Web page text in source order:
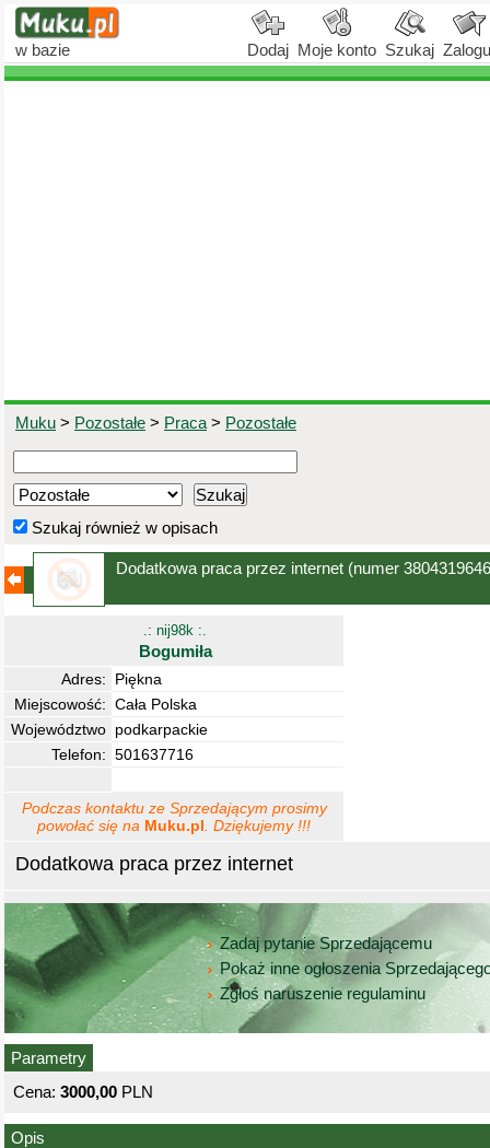
w bazie Dodaj Moje konto Szukaj
Muku > Pozostałe > Praca > Pozostałe
Szukaj również w opisach
Dodatkowa praca przez internet (numer
Dodatkowa praca przez internet
Zadaj pytanie Sprzedającemu
Pokaż inne ogłoszenia
Zgłoś naruszenie regulaminu
Parametry
Cena: 3000,00 PLN
.: nij98k :.
Bogumiła
Adres:
Piękna
Miejscowość: Cała Polska
Województwo podkarpackie
Telefon: 501637716
Podczas kontaktu ze Sprzedającym prosimy
powołać się na Muku.pl . Dziękujemy !!!
Opis